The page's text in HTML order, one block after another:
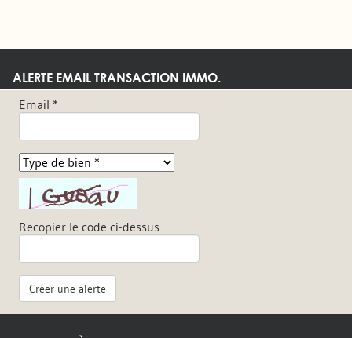
ALERTE EMAIL TRANSACTION IMMO.
Email *
Recopier le code ci-dessus
Créer une alerte